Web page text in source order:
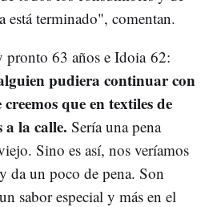
está terminado", comentan.
63 años e Idoia 62:
pudiera continuar con
que en textiles de
a la calle. Sería una pena
Sino es así, nos veríamos
da un poco de pena. Son
sabor especial y más en el